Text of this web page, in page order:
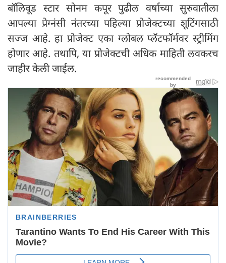
बॉलिवूड स्टार सोनम कपूर पुढील वर्षाच्या सुरुवातीला
आपल्या प्रेग्नंसी नंतरच्या पहिल्या प्रोजेक्टच्या शूटिंगसाठी
सज्ज आहे. हा प्रोजेक्ट एका ग्लोबल प्लॅटफॉर्मवर स्ट्रीमिंग
होणार आहे. तथापि, या प्रोजेक्टची अधिक माहिती लवकरच
जाहीर केली जाईल.